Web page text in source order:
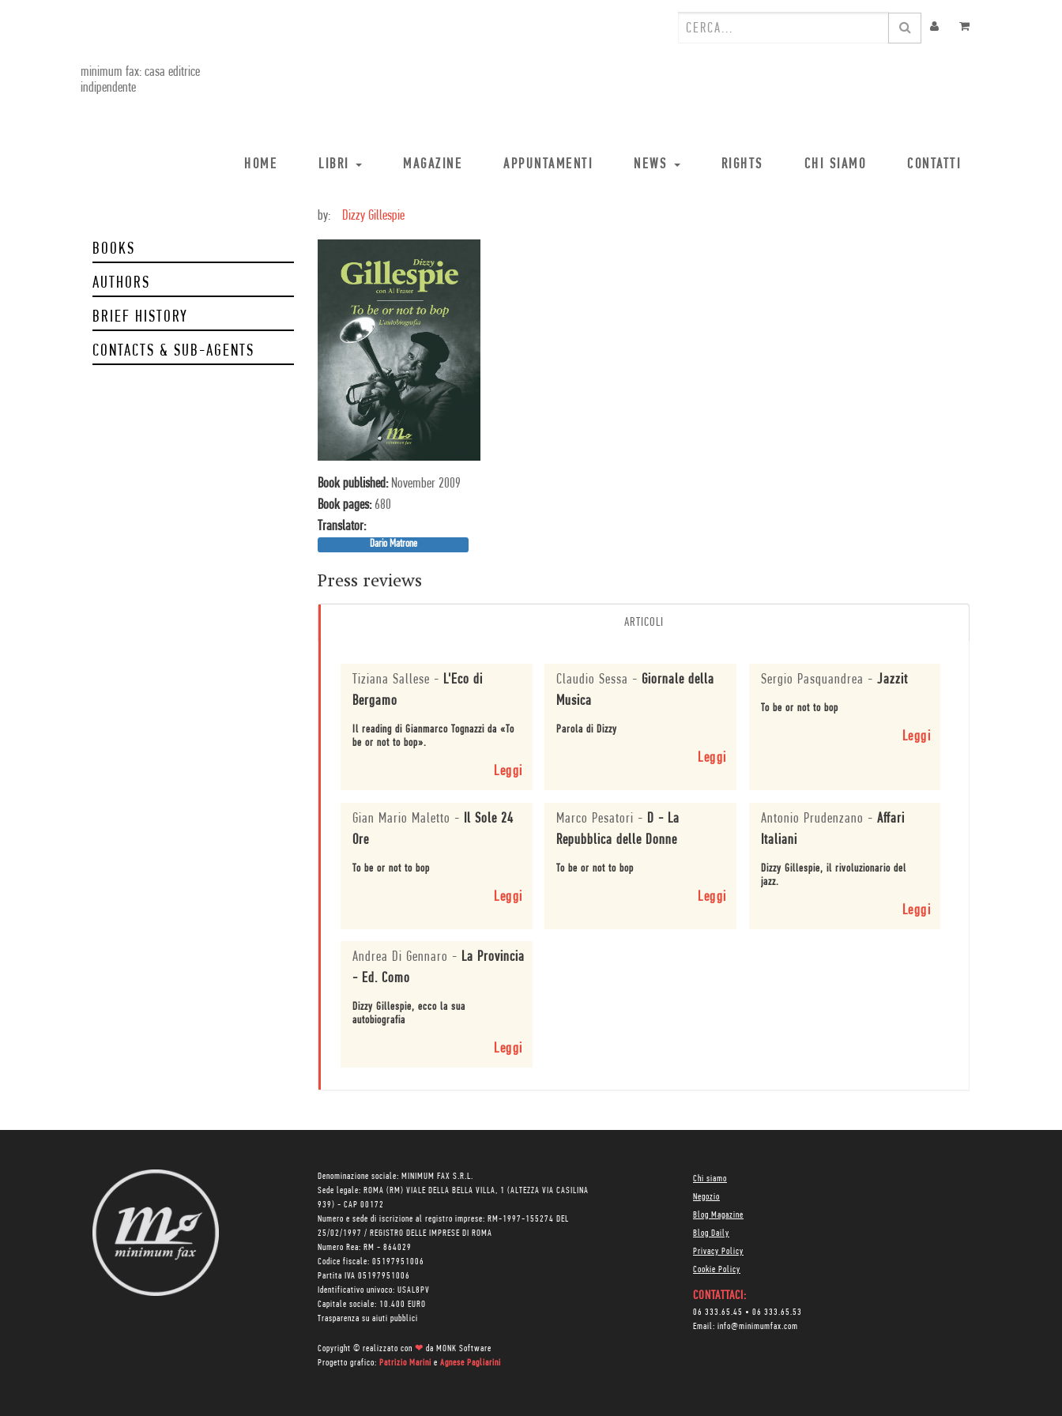
minimum fax: casa editrice
indipendente
HOME LIBRI MAGAZINE APPUNTAMENTI NEWS RIGHTS CHI SIAMO CONTATTI
BOOKS
AUTHORS
BRIEF HISTORY
CONTACTS & SUB-AGENTS
by: Dizzy Gillespie
Book published: November 2009
Book pages: 680
Translator:
Dario Matrone
Press reviews
ARTICOLI
Tiziana Sallese - L'Eco di
Bergamo
Il reading di Gianmarco Tognazzi da «To
be or not to bop».
Leggi
Claudio Sessa - Giornale della
Musica
Parola di Dizzy
Leggi
Sergio Pasquandrea - Jazzit
To be or not to bop
Leggi
Gian Mario Maletto - Il Sole 24
Ore
To be or not to bop
Leggi
Marco Pesatori - D - La
Repubblica delle Donne
To be or not to bop
Leggi
Antonio Prudenzano - Affari
Italiani
Dizzy Gillespie, il rivoluzionario del
jazz.
Leggi
Andrea Di Gennaro - La Provincia
- Ed. Como
Dizzy Gillespie, ecco la sua
autobiografia
Leggi
Denominazione sociale: MINIMUM FAX S.R.L.
Sede legale: ROMA (RM) VIALE DELLA BELLA VILLA, 1 (ALTEZZA VIA CASILINA
939) - CAP 00172
Numero e sede di iscrizione al registro imprese: RM-1997-155274 DEL
25/02/1997 / REGISTRO DELLE IMPRESE DI ROMA
Numero Rea: RM - 864029
Codice fiscale: 05197951006
Partita IVA 05197951006
Identificativo univoco: USAL8PV
Capitale sociale: 10.400 EURO
Trasparenza su aiuti pubblici
Copyright © realizzato con ❤ da MONK Software
Progetto grafico: Patrizio Marini e Agnese Pagliarini
Chi siamo
Negozio
Blog Magazine
Blog Daily
Privacy Policy
Cookie Policy
CONTATTACI:
06 333.65.45 • 06 333.65.53
Email: info@minimumfax.com